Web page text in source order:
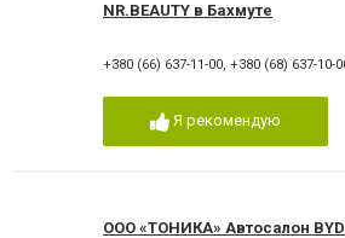
NR.BEAUTY в Бахмуте
+380 (66) 637-11-00, +380 (68) 637-10-
Я рекомендую
ООО «ТОНИКА» Автосалон BYD